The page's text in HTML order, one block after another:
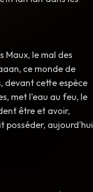
Maux, le mal des
ce monde de
devant cette espèce
met l'eau au feu, le
être et avoir,
posséder, aujourd'hui